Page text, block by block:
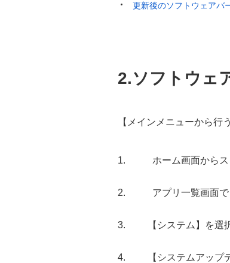
更新後のソフトウェアバ
2.ソフトウェ
【メインメニューから行
ホーム画面から
アプリ一覧画面
【システム】を選
【システムアップ